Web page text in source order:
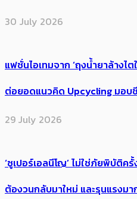
30 July 2026
แฟชั่นไอเทมจาก ‘ถุงน้ำยาล้างไ
ต่อยอดแนวคิด Upcycling มอบ
29 July 2026
‘ซูเปอร์เอลนีโญ’ ไม่ใช่ภัยพิบัติค
ต้อง​วนกลับมาใหม่ และรุนแรงม